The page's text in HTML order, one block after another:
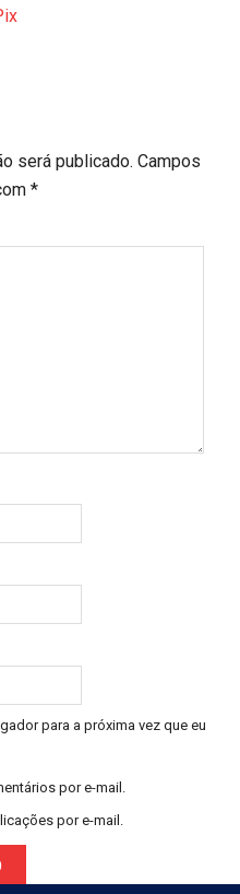
será publicado. Campos
*
para a próxima vez que eu
por e-mail.
por e-mail.